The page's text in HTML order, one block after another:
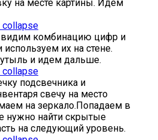
на месте картины. Идем
collapse
комбинацию цифр и
их на стене.
и идем дальше.
collapse
подсвечника и
свечу на место
на зеркало.Попадаем в
нужно найти скрытые
на следующий уровень.